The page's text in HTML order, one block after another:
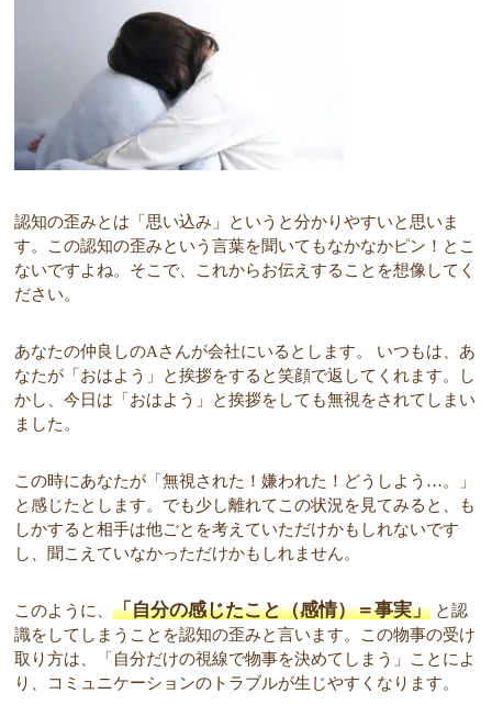
認知の歪みとは「思い込み」というと分かりやすいと思いま
す。この認知の歪みという言葉を聞いてもなかなかピン！とこ
ないですよね。そこで、これからお伝えすることを想像してく
ださい。
あなたの仲良しのAさんが会社にいるとします。 いつもは、あ
なたが「おはよう」と挨拶をすると笑顔で返してくれます。し
かし、今日は「おはよう」と挨拶をしても無視をされてしまい
ました。
この時にあなたが「無視された！嫌われた！どうしよう…。」
と感じたとします。でも少し離れてこの状況を見てみると、も
しかすると相手は他ごとを考えていただけかもしれないです
し、聞こえていなかっただけかもしれません。
このように、「自分の感じたこと（感情）＝事実」 と認
識をしてしまうことを認知の歪みと言います。この物事の受け
取り方は、「自分だけの視線で物事を決めてしまう」ことによ
り、コミュニケーションのトラブルが生じやすくなります。